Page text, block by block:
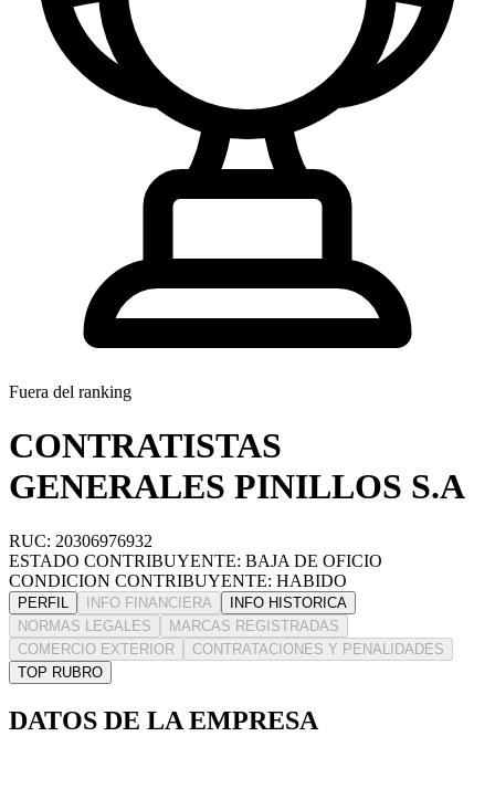
Fuera del ranking
CONTRATISTAS
GENERALES PINILLOS S.A
RUC: 20306976932
ESTADO CONTRIBUYENTE: BAJA DE OFICIO
CONDICION CONTRIBUYENTE: HABIDO
PERFIL INFO FINANCIERA
INFO HISTORICA
NORMAS LEGALES
MARCAS REGISTRADAS
COMERCIO EXTERIOR
CONTRATACIONES Y PENALIDADES
TOP RUBRO
DATOS DE LA EMPRESA